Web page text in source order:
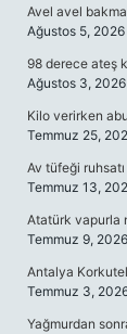
Avel avel
Ağustos 5, 2026
98 derece ateş
Ağustos 3, 2026
Kilo verirken
Temmuz 25,
Av tüfeği
Temmuz 13,
Atatürk vapurla
Temmuz 9, 2026
Antalya
Temmuz 3,
Yağmurdan